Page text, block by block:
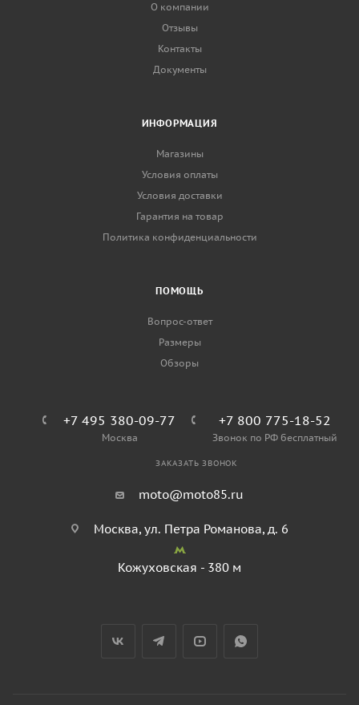
О компании
Отзывы
Контакты
Документы
ИНФОРМАЦИЯ
Магазины
Условия оплаты
Условия доставки
Гарантия на товар
Политика конфиденциальности
ПОМОЩЬ
Вопрос-ответ
Размеры
Обзоры
+7 495 380-09-77
Москва
+7 800 775-18-52
Звонок по РФ бесплатный
ЗАКАЗАТЬ ЗВОНОК
moto@moto85.ru
Москва, ул. Петра Романова, д. 6
Кожуховская - 380 м